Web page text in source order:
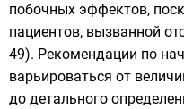
побочных эффектов,
пациентов, вызванной
49). Рекомендации по
варьироваться от
до детального